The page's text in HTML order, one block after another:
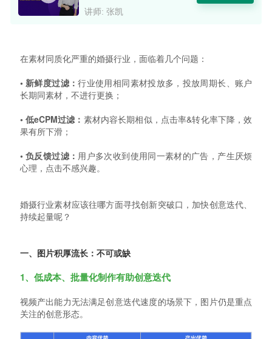
讲师: 张凯
在素材同质化严重的婚摄行业，面临着几个问题：
• 新鲜度过滤：行业使用相同素材投放多，投放周期长、账户
长期同素材，不进行更换；
• 低eCPM过滤： 素材内容长期相似，点击率&转化率下降，效
果有所下滑；
• 负反馈过滤： 用户多次收到使用同一素材的广告，产生厌烦
心理，点击不感兴趣。
婚摄行业素材应该往哪方面寻找创新突破口，加快创意迭代、
持续起量呢？
一、图片积厚流长：不可或缺
1、低成本、批量化制作有助创意迭代
视频产出能力无法满足创意迭代速度的场景下，图片仍是重点
关注的创意形态。